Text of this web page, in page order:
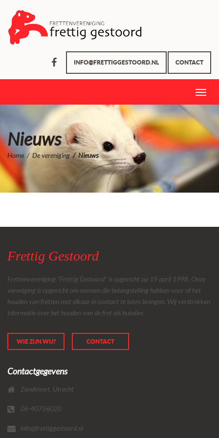
INFO@FRETTIGGESTOORD.NL CONTACT
Toggle
Nieuws
Home De vereniging Nieuws
Frettig Gestoord
Frettenvereniging “Frettig Gestoord” is opgericht op 19 april 1998. Onze
vereniging is opgericht om mensen die belangstelling hebben voor of het
houden van fretten met elkaar in contact te laten brengen. Wij verstrekken
informatie over het houden van de fret als huisdier.
WIE ZIJN WIJ? CONTACT
Contactgegevens
Zandvoort, Utrecht
06-40756020
info@frettiggestoord.nl